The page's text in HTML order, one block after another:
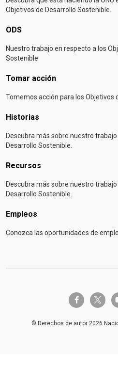
Objetivos de Desarrollo Sostenible.
ODS
Nuestro trabajo en respecto a los
Sostenible
Tomar acción
Tomemos acción para los Objetivos
Historias
Descubra más sobre nuestro
Desarrollo Sostenible.
Recursos
Descubra más sobre nuestro
Desarrollo Sostenible.
Empleos
Conozca las oportunidades de
facebook-ftwitter-x
© Derechos de autor 2026